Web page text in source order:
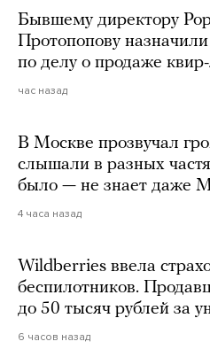
Бывшему директору
Протопопову
по делу о продаже
час назад
В Москве прозвучал
слышали в разных
было — не знает даже
4 часа назад
Wildberries ввела
беспилотников.
до 50 тысяч рублей за
6 часов назад